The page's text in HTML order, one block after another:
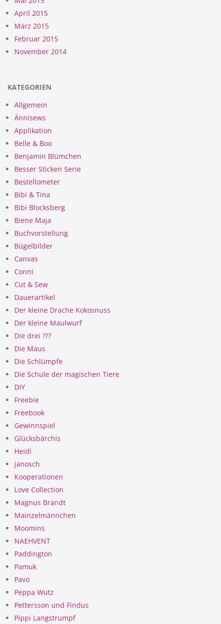
April 2015
März 2015
Februar 2015
November 2014
KATEGORIEN
Allgemein
Ännisews
Applikation
Belle & Boo
Benjamin Blümchen
Besser Sticken Serie
Bestellometer
Bibi & Tina
Bibi Blocksberg
Biene Maja
Buchvorstellung
Bügelbilder
Canvas
Conni
Cut & Sew
Dauerartikel
Der kleine Drache Kokosnuss
Der kleine Maulwurf
Die drei ???
Die Maus
Die Schlümpfe
Die Schule der magischen Tiere
DIY
Freebie
Freebook
Gewinnspiel
Glücksbärchis
Heidi
janosch
Kooperationen
Love Collection
Magnus Brandt
Mainzelmännchen
Moomins
NAEHVENT
Paddington
Pamuk
Pavo
Peppa Wutz
Pettersson und Findus
Pippi Langstrumpf